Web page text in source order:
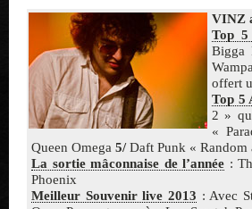
VINZ
Top 5
Bigga
offert
Top 5
2 »
«
Queen Omega 5/Daft Punk « Random
La sortie mâconnaise de l’année :
Phoenix
Meilleur Souvenir live 2013 : Avec